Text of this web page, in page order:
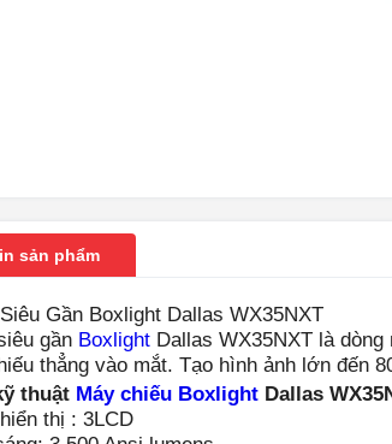
sản phẩm
Gần Boxlight Dallas WX35NXT
gần Boxlight Dallas WX35NXT là
thẳng vào mắt. Tạo hình ảnh lớn đến
thuật Máy chiếu Boxlight Dallas
thị : 3LCD